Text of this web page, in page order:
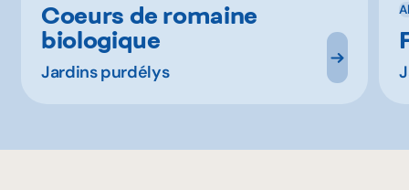
Coeurs de romaine
biologique
Jardins purdélys